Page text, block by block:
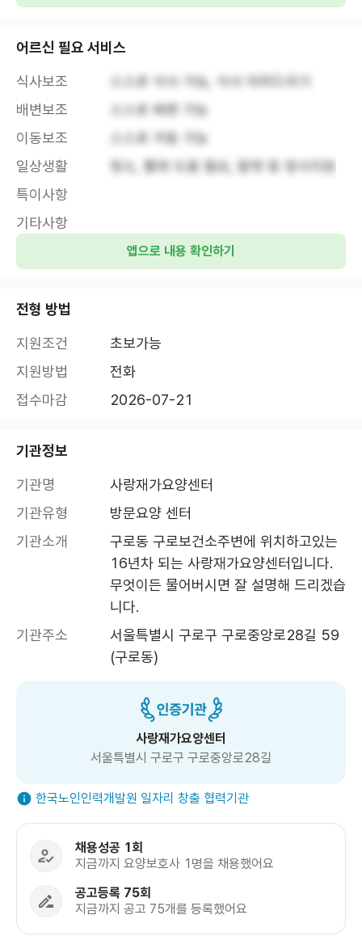
어르신 필요 서비스
식사보조
스스로 식사 가능, 식사 차려드리기
배변보조
스스로 배변 가능
이동보조
스스로 거동 가능
일상생활
청소, 빨래 도움 필요, 말벗 등 정서지원
특이사항
기타사항
앱으로 내용 확인하기
전형 방법
지원조건
초보가능
지원방법
전화
접수마감
2026-07-21
기관정보
기관명
사랑재가요양센터
기관유형
방문요양 센터
기관소개
구로동 구로보건소주변에 위치하고있는
16년차 되는 사랑재가요양센터입니다.
무엇이든 물어버시면 잘 설명해 드리겠습
니다.
기관주소
서울특별시 구로구 구로중앙로28길 59
(구로동)
사랑재가요양센터
서울특별시 구로구 구로중앙로28길
한국노인인력개발원 일자리 창출 협력기관
채용성공 1회
지금까지 요양보호사 1명을 채용했어요
공고등록 75회
지금까지 공고 75개를 등록했어요